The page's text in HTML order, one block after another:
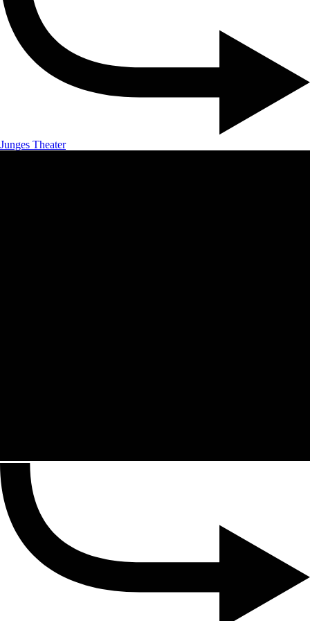
Junges Theater